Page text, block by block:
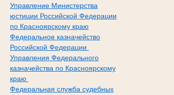
Управление Министерства
юстиции Российской Федерации
по Красноярскому краю
Федеральное казначейство
Российской Федерации
Управления Федерального
казначейства по Красноярскому
краю
Федеральная служба судебных